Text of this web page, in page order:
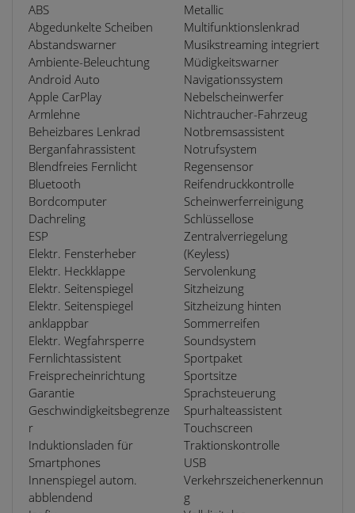
ABS
Abgedunkelte Scheiben
Abstandswarner
Ambiente-Beleuchtung
Android Auto
Apple CarPlay
Armlehne
Beheizbares Lenkrad
Berganfahrassistent
Blendfreies Fernlicht
Bluetooth
Bordcomputer
Dachreling
ESP
Elektr. Fensterheber
Elektr. Heckklappe
Elektr. Seitenspiegel
Elektr. Seitenspiegel
anklappbar
Elektr. Wegfahrsperre
Fernlichtassistent
Freisprecheinrichtung
Garantie
Geschwindigkeitsbegrenze
r
Induktionsladen für
Smartphones
Innenspiegel autom.
abblendend
Metallic
Multifunktionslenkrad
Musikstreaming integriert
Müdigkeitswarner
Navigationssystem
Nebelscheinwerfer
Nichtraucher-Fahrzeug
Notbremsassistent
Notrufsystem
Regensensor
Reifendruckkontrolle
Scheinwerferreinigung
Schlüssellose
Zentralverriegelung
(Keyless)
Servolenkung
Sitzheizung
Sitzheizung hinten
Sommerreifen
Soundsystem
Sportpaket
Sportsitze
Sprachsteuerung
Spurhalteassistent
Touchscreen
Traktionskontrolle
USB
Verkehrszeichenerkennun
g